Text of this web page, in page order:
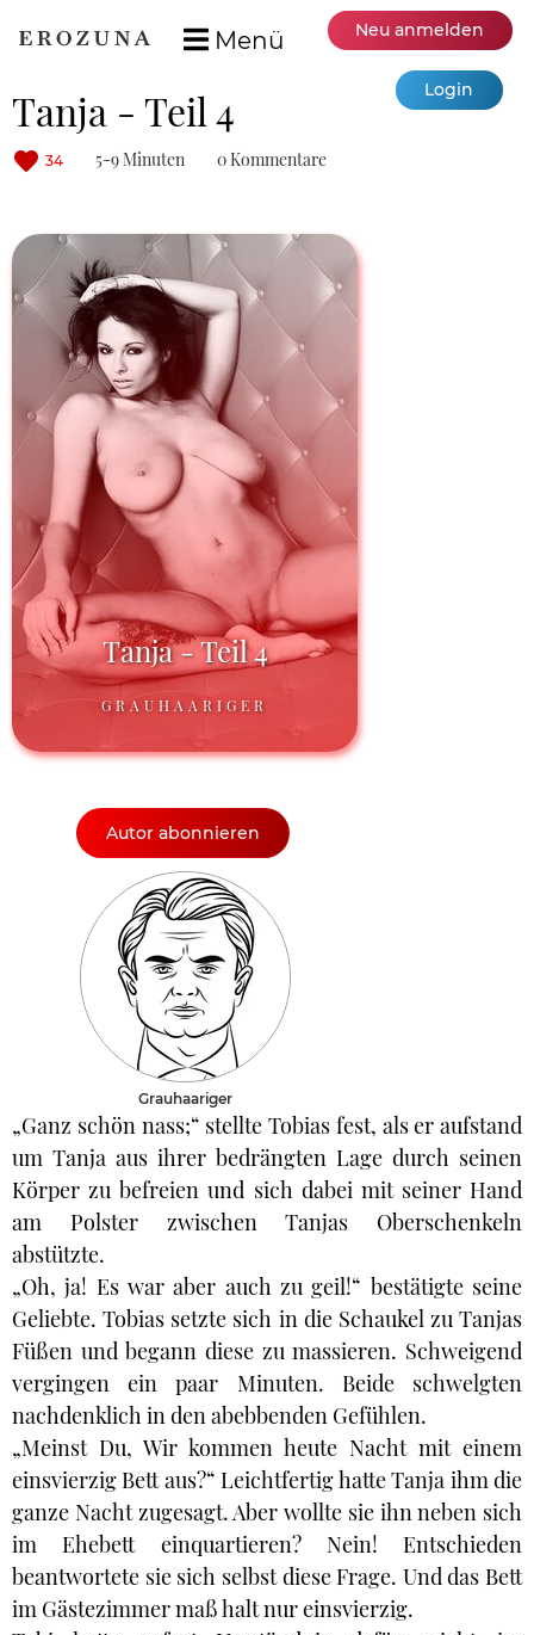
Menü Neu anmelden
Login
Tanja - Teil 4
34 5-9 Minuten 0 Kommentare
Tanja - Teil 4
GRAUHAARIGER
Autor abonnieren
Grauhaariger
„Ganz schön nass;“ stellte Tobias fest, als er aufstand
um Tanja aus ihrer bedrängten Lage durch seinen
Körper zu befreien und sich dabei mit seiner Hand
am Polster zwischen Tanjas Oberschenkeln
abstützte.
„Oh, ja! Es war aber auch zu geil!“ bestätigte seine
Geliebte. Tobias setzte sich in die Schaukel zu Tanjas
Füßen und begann diese zu massieren. Schweigend
vergingen ein paar Minuten. Beide schwelgten
nachdenklich in den abebbenden Gefühlen.
„Meinst Du, Wir kommen heute Nacht mit einem
einsvierzig Bett aus?“ Leichtfertig hatte Tanja ihm die
ganze Nacht zugesagt. Aber wollte sie ihn neben sich
im Ehebett einquartieren? Nein! Entschieden
beantwortete sie sich selbst diese Frage. Und das Bett
im Gästezimmer maß halt nur einsvierzig.